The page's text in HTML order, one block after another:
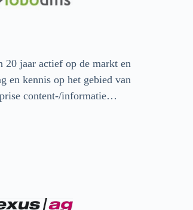
20 jaar actief op de markt en
en kennis op het gebied van
content-/informatie…